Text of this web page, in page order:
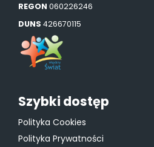
REGON 060226246
DUNS 426670115
Szybki dostęp
Polityka Cookies
Polityka Prywatności